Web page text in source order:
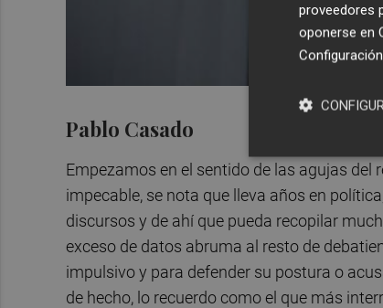
Pablo Casado
Empezamos en el sentido de las agujas del
impecable, se nota que lleva años en
discursos y de ahí que pueda recopilar
exceso de datos abruma al resto de
impulsivo y para defender su postura o
de hecho, lo recuerdo como el que más
proveedores
oponerse en